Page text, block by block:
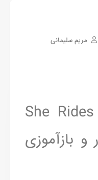
مریم سلیمانی
She
بازآموزی